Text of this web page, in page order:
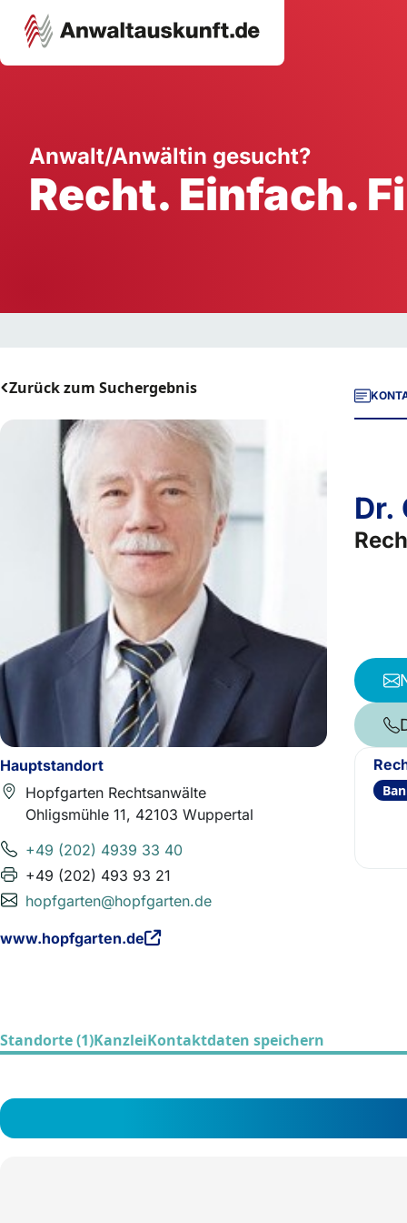
Ausbildung
Handwerk
Dienstleistung
Anwalt/Anwältin gesucht?
Recht. Einfach.
Zurück zum Suchergebnis
Hauptstandort
Hopfgarten Rechtsanwälte
Ohligsmühle 11, 42103 Wuppertal
+49 (202) 4939 33 40
+49 (202) 493 93 21
hopfgarten@hopfgarten.de
www.hopfgarten.de
Dr.
Standorte (1)KanzleiKontaktdaten speichern